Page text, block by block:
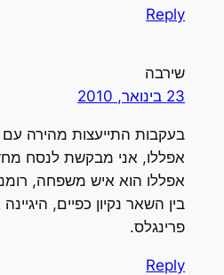
Reply
שירבה
23 בינואר, 2010
בעקבות התייעצות מהירה עם
אפללו, אני מבקשת לנסח
אפללו הוא איש משפחה,
בין השאר נקיון כפיים,
פרינגלס.
Reply